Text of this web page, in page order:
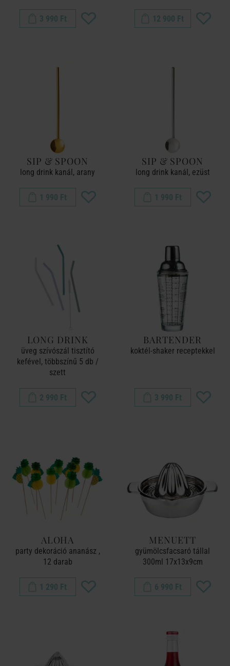
3 990 Ft 12 900 Ft
SIP & SPOON
long drink kanál, arany
1 990 Ft
SIP & SPOON
long drink kanál, ezüst
1 990 Ft
LONG DRINK
üveg szívószál tisztító
kefével, többszínű 5 db /
szett
2 990 Ft
BARTENDER
koktél-shaker receptekkel
3 990 Ft
ALOHA
party dekoráció ananász ,
12 darab
1 290 Ft
MENUETT
gyümölcsfacsaró tállal
300ml 17x13x9cm
6 990 Ft